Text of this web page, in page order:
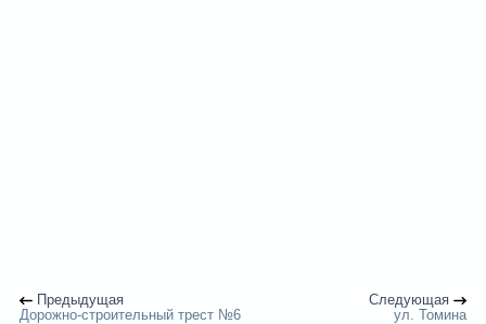
Предыдущая
Дорожно-строительный трест №6
Следующая
ул. Томина